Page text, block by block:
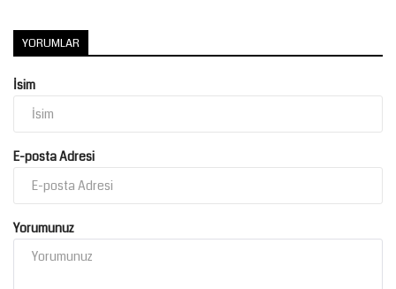
YORUMLAR
İsim
E-posta Adresi
Yorumunuz